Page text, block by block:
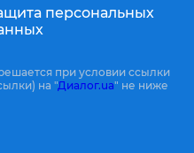
персональных
при условии ссылки
на "Диалог.ua" не ниже